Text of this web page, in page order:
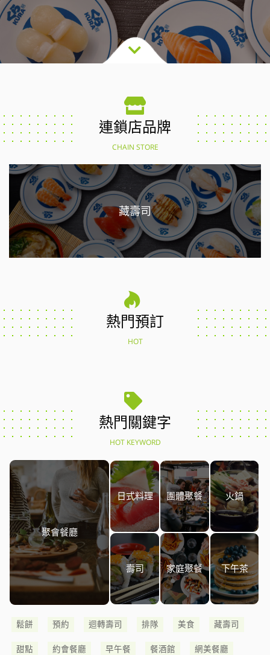
連鎖店品牌
CHAIN STORE
藏壽司
熱門預訂
HOT
熱門關鍵字
HOT KEYWORD
聚會餐廳
日式料理 團體聚餐 火鍋
壽司 家庭聚餐 下午茶
鬆餅 預約 迴轉壽司 排隊 美食 藏壽司
甜點 約會餐廳 早午餐 餐酒館 網美餐廳